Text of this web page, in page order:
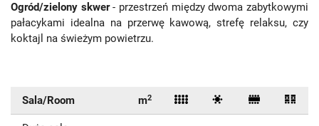
Ogród/zielony skwer- przestrzeń między dwoma zabytkowymi
pałacykami idealna na przerwę kawową, strefę relaksu, czy
koktajl na świeżym powietrzu.
Sala/Room m2